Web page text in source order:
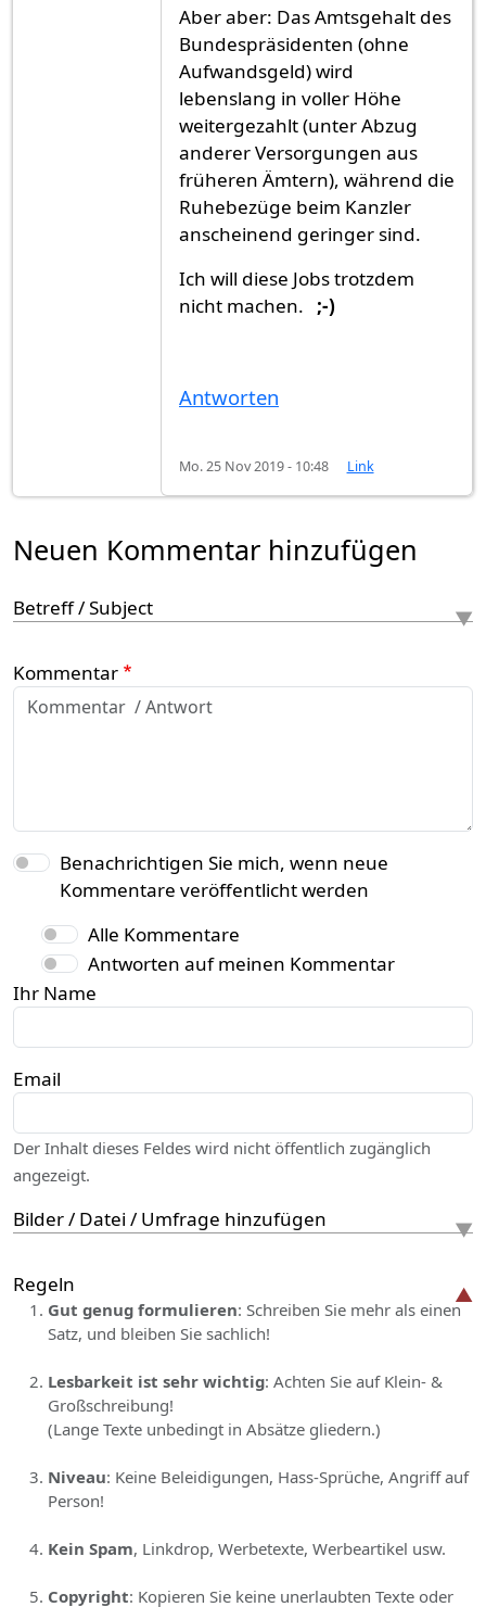
Aber aber: Das Amtsgehalt des
Bundespräsidenten (ohne
Aufwandsgeld) wird
lebenslang in voller Höhe
weitergezahlt (unter Abzug
anderer Versorgungen aus
früheren Ämtern), während die
Ruhebezüge beim Kanzler
anscheinend geringer sind.
Ich will diese Jobs trotzdem
nicht machen.
;-)
Antworten
Mo. 25 Nov 2019 - 10:48 Link
Neuen Kommentar hinzufügen
Betreff / Subject
Kommentar
Benachrichtigen Sie mich, wenn neue
Kommentare veröffentlicht werden
Alle Kommentare
Antworten auf meinen Kommentar
Ihr Name
Email
Der Inhalt dieses Feldes wird nicht öffentlich zugänglich
angezeigt.
Bilder / Datei / Umfrage hinzufügen
Regeln
Gut genug formulieren: Schreiben Sie mehr als einen
Satz, und bleiben Sie sachlich!
Lesbarkeit ist sehr wichtig: Achten Sie auf Klein- &
Großschreibung!
(Lange Texte unbedingt in Absätze gliedern.)
Niveau: Keine Beleidigungen, Hass-Sprüche, Angriff auf
Person!
Kein Spam, Linkdrop, Werbetexte, Werbeartikel usw.
Copyright: Kopieren Sie keine unerlaubten Texte oder